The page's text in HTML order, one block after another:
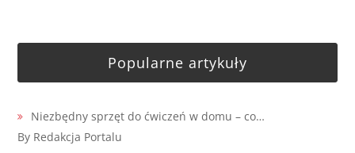
Popularne artykuły
Niezbędny sprzęt do ćwiczeń w domu – co…
By Redakcja Portalu